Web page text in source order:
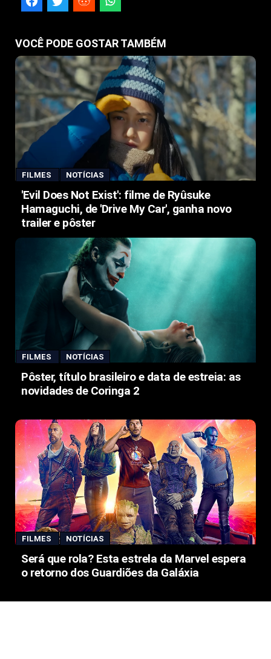
VOCÊ PODE GOSTAR TAMBÉM
FILMES NOTÍCIAS
'Evil Does Not Exist': filme de Ryûsuke
Hamaguchi, de 'Drive My Car', ganha novo
trailer e pôster
FILMES NOTÍCIAS
Pôster, título brasileiro e data de estreia: as
novidades de Coringa 2
FILMES NOTÍCIAS
Será que rola? Esta estrela da Marvel espera
o retorno dos Guardiões da Galáxia